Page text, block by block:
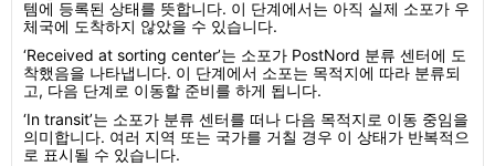
템에 등록된 상태를 뜻합니다. 이 단계에서는 아직 실제 소포가 우
체국에 도착하지 않았을 수 있습니다.
‘Received at sorting center’는 소포가 PostNord 분류 센터에 도
착했음을 나타냅니다. 이 단계에서 소포는 목적지에 따라 분류되
고, 다음 단계로 이동할 준비를 하게 됩니다.
‘In transit’는 소포가 분류 센터를 떠나 다음 목적지로 이동 중임을
의미합니다. 여러 지역 또는 국가를 거칠 경우 이 상태가 반복적으
로 표시될 수 있습니다.